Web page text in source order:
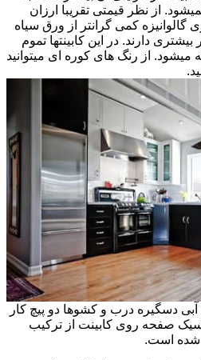
از نظر قیمتی تقریبا ارزان
کمی گرانتر از ورق سیاه
دارند. در این کابینتها تموم
میشود. از رنگ های کوره ای میتوانید
آبی دسگیره درب و کشوها دو پیچ کار
صفحه روی کابینت از ترکیب
شده است.